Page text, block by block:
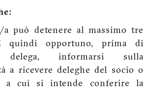
a può detenere al massimo tre
quindi opportuno, prima di
delega, informarsi sulla
a ricevere deleghe del socio o
a cui si intende conferire la